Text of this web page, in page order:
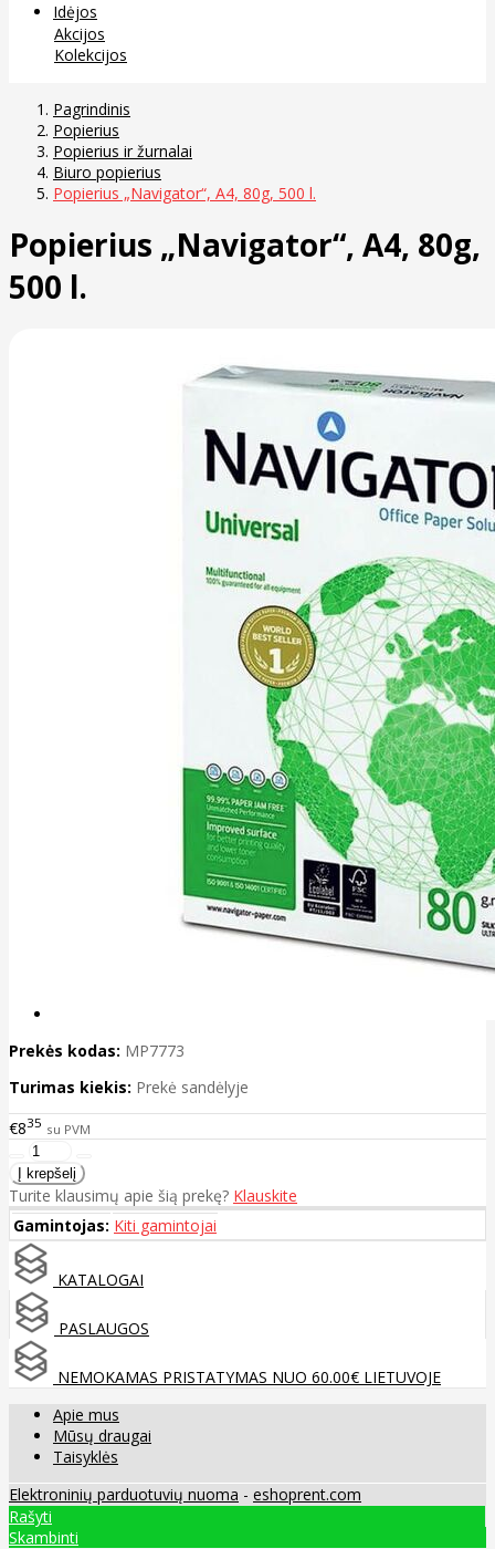
Idėjos
Akcijos
Kolekcijos
Pagrindinis
Popierius
Popierius ir žurnalai
Biuro popierius
Popierius „Navigator“, A4, 80g, 500 l.
Popierius „Navigator“, A4, 80g,
500 l.
Prekės kodas: MP7773
Turimas kiekis: Prekė sandėlyje
€835 su PVM
Turite klausimų apie šią prekę? Klauskite
Gamintojas: Kiti gamintojai
KATALOGAI
PASLAUGOS
NEMOKAMAS PRISTATYMAS NUO 60.00€ LIETUVOJE
Apie mus
Mūsų draugai
Taisyklės
Elektroninių parduotuvių nuoma - eshoprent.com
Rašyti
Skambinti